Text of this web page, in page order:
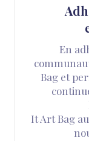
En
Bag et
It Art Bag